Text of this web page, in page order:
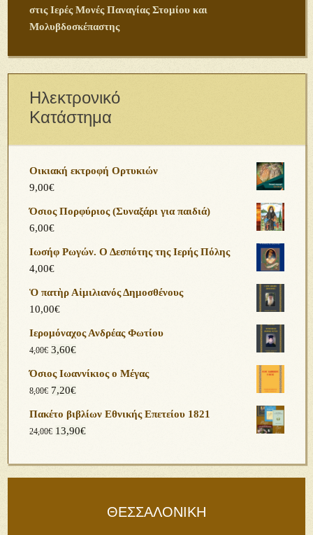
στις Ιερές Μονές Παναγίας Στομίου και
Μολυβδοσκέπαστης
Ηλεκτρονικό
Κατάστημα
Οικιακή εκτροφή Ορτυκιών
9,00€
Όσιος Πορφύριος (Συναξάρι για παιδιά)
6,00€
Ιωσήφ Ρωγών. Ο Δεσπότης της Ιερής Πόλης
4,00€
Ὁ πατὴρ Αἰμιλιανός Δημοσθένους
10,00€
Ιερομόναχος Ανδρέας Φωτίου
4,00€ 3,60€
Όσιος Ιωαννίκιος ο Μέγας
8,00€ 7,20€
Πακέτο βιβλίων Εθνικής Επετείου 1821
24,00€ 13,90€
ΘΕΣΣΑΛΟΝΙΚΗ